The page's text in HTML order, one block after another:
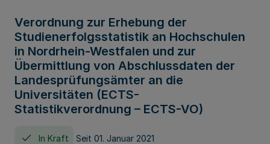
Verordnung zur Erhebung der
Studienerfolgsstatistik an Hochschulen
in Nordrhein-Westfalen und zur
Übermittlung von Abschlussdaten der
Landesprüfungsämter an die
Universitäten (ECTS-
Statistikverordnung – ECTS-VO)
In Kraft Seit 01. Januar 2021